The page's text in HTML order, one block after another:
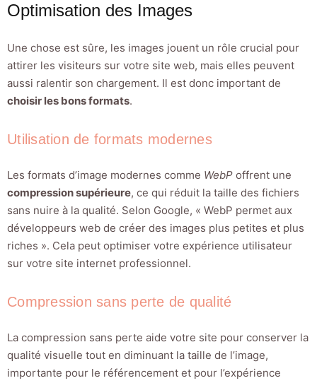
Optimisation des Images
Une chose est sûre, les images jouent un rôle crucial pour
attirer les visiteurs sur votre site web, mais elles peuvent
aussi ralentir son chargement. Il est donc important de
choisir les bons formats.
Utilisation de formats modernes
Les formats d’image modernes comme WebP offrent une
compression supérieure, ce qui réduit la taille des fichiers
sans nuire à la qualité. Selon Google, « WebP permet aux
développeurs web de créer des images plus petites et plus
riches ». Cela peut optimiser votre expérience utilisateur
sur votre site internet professionnel.
Compression sans perte de qualité
La compression sans perte aide votre site pour conserver la
qualité visuelle tout en diminuant la taille de l’image,
importante pour le référencement et pour l’expérience